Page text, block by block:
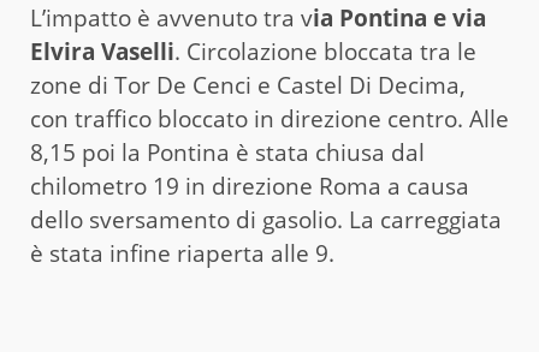
L’impatto è avvenuto tra via Pontina e via
Elvira Vaselli. Circolazione bloccata tra le
zone di Tor De Cenci e Castel Di Decima,
con traffico bloccato in direzione centro. Alle
8,15 poi la Pontina è stata chiusa dal
chilometro 19 in direzione Roma a causa
dello sversamento di gasolio. La carreggiata
è stata infine riaperta alle 9.